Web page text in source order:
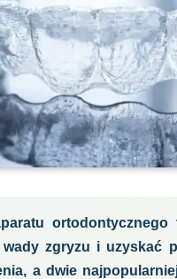
zgryzu i uzyskać
a dwie